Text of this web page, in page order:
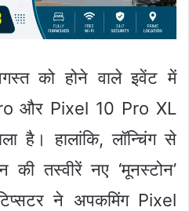
को होने वाले इवेंट में
और Pixel 10 Pro XL
है। हालांकि, लॉन्चिंग से
की तस्वीरें नए ‘मूनस्टोन’
ने अपकमिंग Pixel